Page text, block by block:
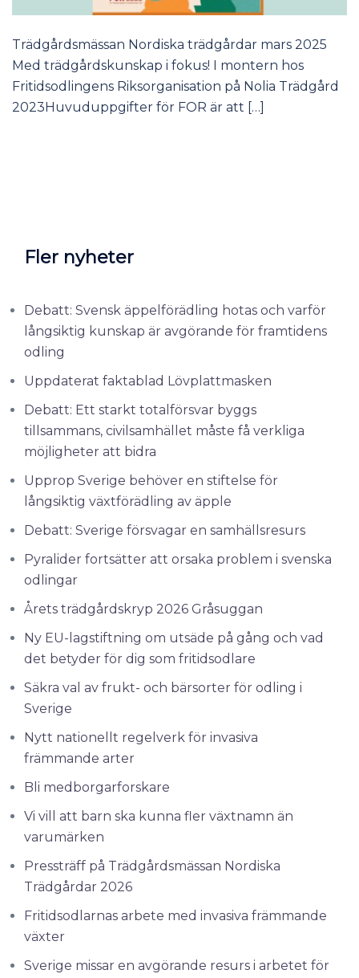
Trädgårdsmässan Nordiska trädgårdar mars 2025
Med trädgårdskunskap i fokus! I montern hos
Fritidsodlingens Riksorganisation på Nolia Trädgård
2023Huvuduppgifter för FOR är att […]
Fler nyheter
Debatt: Svensk äppelförädling hotas och varför
långsiktig kunskap är avgörande för framtidens
odling
Uppdaterat faktablad Lövplattmasken
Debatt: Ett starkt totalförsvar byggs
tillsammans, civilsamhället måste få verkliga
möjligheter att bidra
Upprop Sverige behöver en stiftelse för
långsiktig växtförädling av äpple
Debatt: Sverige försvagar en samhällsresurs
Pyralider fortsätter att orsaka problem i svenska
odlingar
Årets trädgårdskryp 2026 Gråsuggan
Ny EU-lagstiftning om utsäde på gång och vad
det betyder för dig som fritidsodlare
Säkra val av frukt- och bärsorter för odling i
Sverige
Nytt nationellt regelverk för invasiva
främmande arter
Bli medborgarforskare
Vi vill att barn ska kunna fler växtnamn än
varumärken
Pressträff på Trädgårdsmässan Nordiska
Trädgårdar 2026
Fritidsodlarnas arbete med invasiva främmande
växter
Sverige missar en avgörande resurs i arbetet för